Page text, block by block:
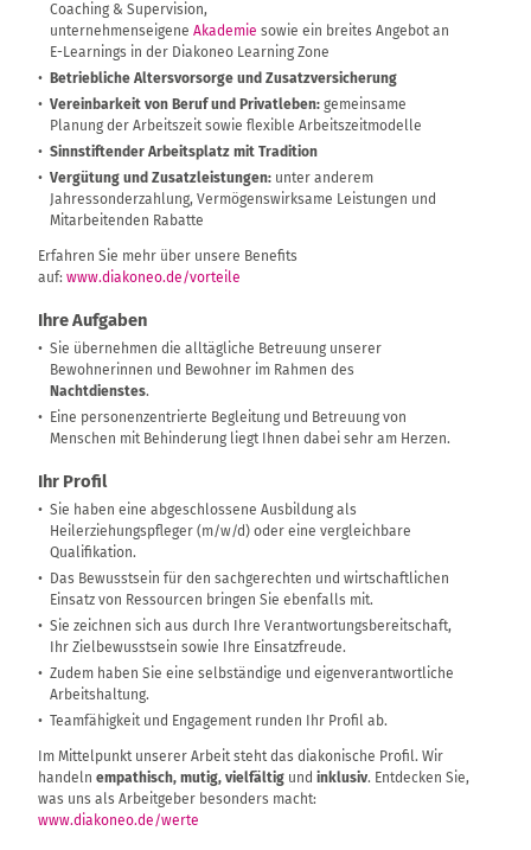
Coaching & Supervision,
unternehmenseigene Akademie sowie ein breites Angebot an
E-Learnings in der Diakoneo Learning Zone
Betriebliche Altersvorsorge und Zusatzversicherung
Vereinbarkeit von Beruf und Privatleben: gemeinsame
Planung der Arbeitszeit sowie flexible Arbeitszeitmodelle
Sinnstiftender Arbeitsplatz mit Tradition
Vergütung und Zusatzleistungen: unter anderem
Jahressonderzahlung, Vermögenswirksame Leistungen und
Mitarbeitenden Rabatte
Erfahren Sie mehr über unsere Benefits
auf: www.diakoneo.de/vorteile
Ihre Aufgaben
Sie übernehmen die alltägliche Betreuung unserer
Bewohnerinnen und Bewohner im Rahmen des
Nachtdienstes.
Eine personenzentrierte Begleitung und Betreuung von
Menschen mit Behinderung liegt Ihnen dabei sehr am Herzen.
Ihr Profil
Sie haben eine abgeschlossene Ausbildung als
Heilerziehungspfleger (m/w/d) oder eine vergleichbare
Qualifikation.
Das Bewusstsein für den sachgerechten und wirtschaftlichen
Einsatz von Ressourcen bringen Sie ebenfalls mit.
Sie zeichnen sich aus durch Ihre Verantwortungsbereitschaft,
Ihr Zielbewusstsein sowie Ihre Einsatzfreude.
Zudem haben Sie eine selbständige und eigenverantwortliche
Arbeitshaltung.
Teamfähigkeit und Engagement runden Ihr Profil ab.
Im Mittelpunkt unserer Arbeit steht das diakonische Profil. Wir
handeln empathisch, mutig, vielfältig und inklusiv. Entdecken Sie,
was uns als Arbeitgeber besonders macht:
www.diakoneo.de/werte